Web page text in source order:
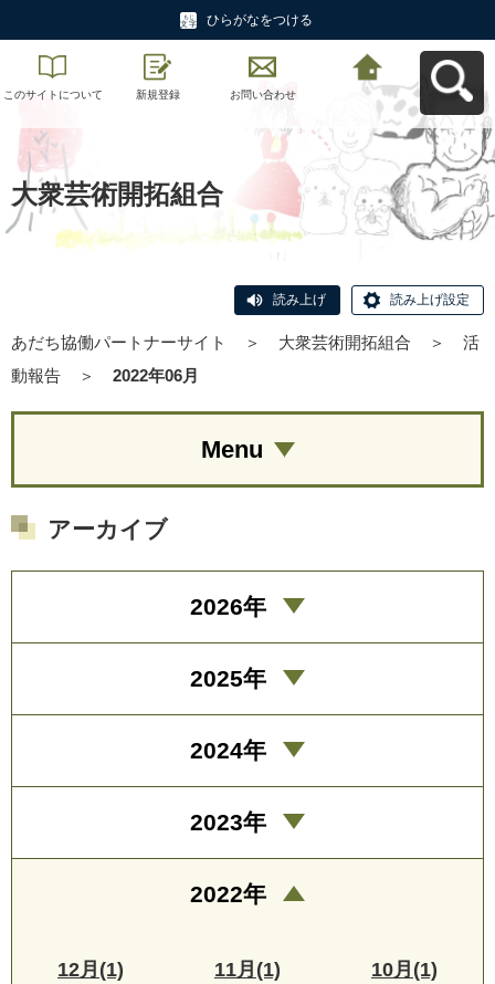
ひらがなをつける
このサイトについて 新規登録 お問い合わせ
あだち協働パートナ
ーサイトへ戻る
大衆芸術開拓組合
読み上げ 読み上げ設定
あだち協働パートナーサイト ＞ 大衆芸術開拓組合 ＞
活
動報告
＞ 2022年06月
Menu
アーカイブ
2026年
2025年
2024年
2023年
2022年
12月(1) 11月(1) 10月(1)